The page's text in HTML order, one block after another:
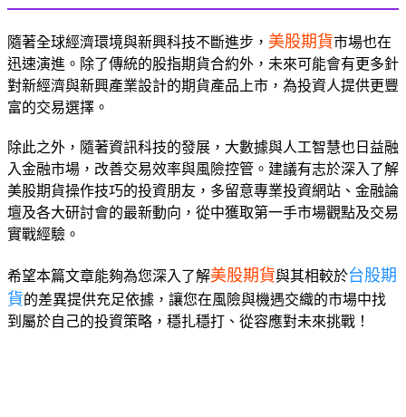
隨著全球經濟環境與新興科技不斷進步， 美股期貨市場也在
迅速演進。除了傳統的股指期貨合約外，未來可能會有更多針
對新經濟與新興產業設計的期貨產品上市，為投資人提供更豐
富的交易選擇。
除此之外，隨著資訊科技的發展，大數據與人工智慧也日益融
入金融市場，改善交易效率與風險控管。建議有志於深入了解
美股期貨操作技巧的投資朋友，多留意專業投資網站、金融論
壇及各大研討會的最新動向，從中獲取第一手市場觀點及交易
實戰經驗。
希望本篇文章能夠為您深入了解美股期貨與其相較於台股期
貨的差異提供充足依據，讓您在風險與機遇交織的市場中找
到屬於自己的投資策略，穩扎穩打、從容應對未來挑戰！